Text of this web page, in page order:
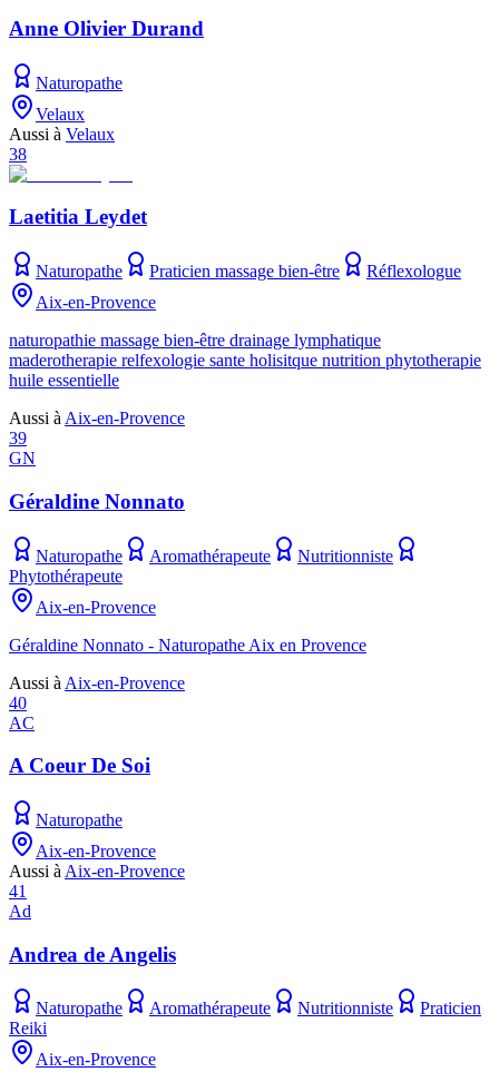
Anne Olivier Durand
Naturopathe
Velaux
Aussi à Velaux
38
Laetitia Leydet
Naturopathe Praticien massage bien-être
Réflexologue
Aix-en-Provence
naturopathie massage bien-être drainage lymphatique
maderotherapie relfexologie sante holisitque nutrition phytotherapie
huile essentielle
Aussi à Aix-en-Provence
39
GN
Géraldine Nonnato
Naturopathe Aromathérapeute
Nutritionniste
Phytothérapeute
Aix-en-Provence
Géraldine Nonnato - Naturopathe Aix en Provence
Aussi à Aix-en-Provence
40
AC
A Coeur De Soi
Naturopathe
Aix-en-Provence
Aussi à Aix-en-Provence
41
Ad
Andrea de Angelis
Naturopathe Aromathérapeute Nutritionniste
Praticien
Reiki
Aix-en-Provence